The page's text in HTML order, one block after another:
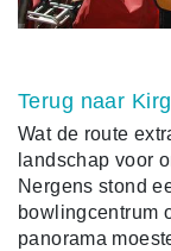
Terug naar
Wat de route
landschap voor
Nergens stond
bowlingcentrum
panorama